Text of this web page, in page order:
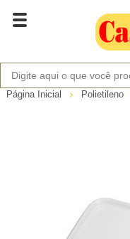
Página Inicial Polietileno